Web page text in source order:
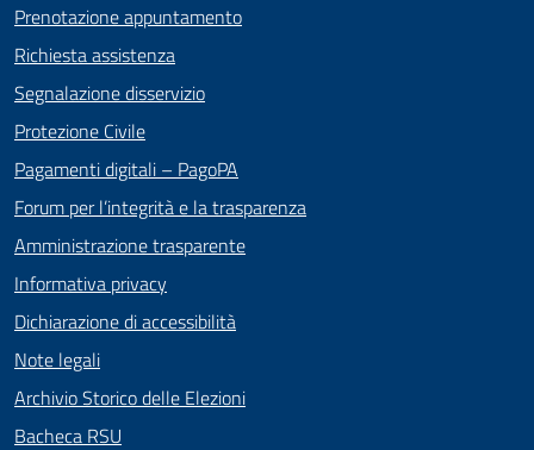
Prenotazione appuntamento
Richiesta assistenza
Segnalazione disservizio
Protezione Civile
Pagamenti digitali – PagoPA
Forum per l’integrità e la trasparenza
Amministrazione trasparente
Informativa privacy
Dichiarazione di accessibilità
Note legali
Archivio Storico delle Elezioni
Bacheca RSU